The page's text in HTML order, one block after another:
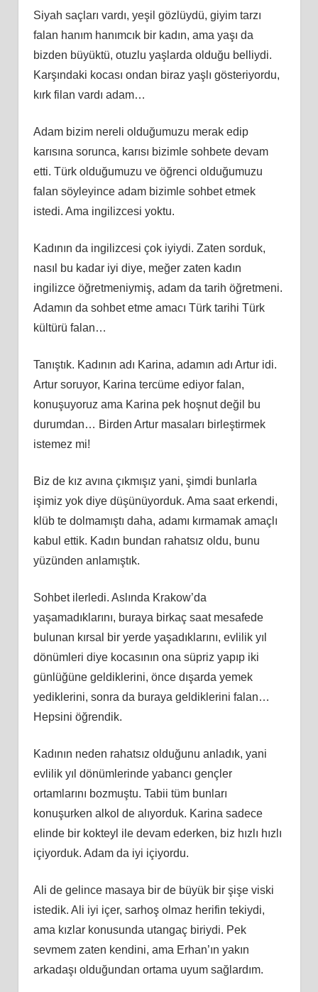
Siyah saçları vardı, yeşil gözlüydü, giyim tarzı
falan hanım hanımcık bir kadın, ama yaşı da
bizden büyüktü, otuzlu yaşlarda olduğu belliydi.
Karşındaki kocası ondan biraz yaşlı gösteriyordu,
kırk filan vardı adam…
Adam bizim nereli olduğumuzu merak edip
karısına sorunca, karısı bizimle sohbete devam
etti. Türk olduğumuzu ve öğrenci olduğumuzu
falan söyleyince adam bizimle sohbet etmek
istedi. Ama ingilizcesi yoktu.
Kadının da ingilizcesi çok iyiydi. Zaten sorduk,
nasıl bu kadar iyi diye, meğer zaten kadın
ingilizce öğretmeniymiş, adam da tarih öğretmeni.
Adamın da sohbet etme amacı Türk tarihi Türk
kültürü falan…
Tanıştık. Kadının adı Karina, adamın adı Artur idi.
Artur soruyor, Karina tercüme ediyor falan,
konuşuyoruz ama Karina pek hoşnut değil bu
durumdan… Birden Artur masaları birleştirmek
istemez mi!
Biz de kız avına çıkmışız yani, şimdi bunlarla
işimiz yok diye düşünüyorduk. Ama saat erkendi,
klüb te dolmamıştı daha, adamı kırmamak amaçlı
kabul ettik. Kadın bundan rahatsız oldu, bunu
yüzünden anlamıştık.
Sohbet ilerledi. Aslında Krakow’da
yaşamadıklarını, buraya birkaç saat mesafede
bulunan kırsal bir yerde yaşadıklarını, evlilik yıl
dönümleri diye kocasının ona süpriz yapıp iki
günlüğüne geldiklerini, önce dışarda yemek
yediklerini, sonra da buraya geldiklerini falan…
Hepsini öğrendik.
Kadının neden rahatsız olduğunu anladık, yani
evlilik yıl dönümlerinde yabancı gençler
ortamlarını bozmuştu. Tabii tüm bunları
konuşurken alkol de alıyorduk. Karina sadece
elinde bir kokteyl ile devam ederken, biz hızlı hızlı
içiyorduk. Adam da iyi içiyordu.
Ali de gelince masaya bir de büyük bir şişe viski
istedik. Ali iyi içer, sarhoş olmaz herifin tekiydi,
ama kızlar konusunda utangaç biriydi. Pek
sevmem zaten kendini, ama Erhan’ın yakın
arkadaşı olduğundan ortama uyum sağlardım.